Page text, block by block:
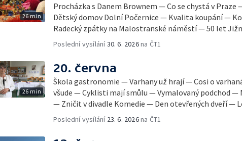
26 min
Procházka s Danem Brownem — Co se chystá v
Dětský domov Dolní Počernice — Kvalita koupání —
Radecký zpátky na Malostranské náměstí — 50 let
Poslední vysílání30. 6. 2026na ČT1
26 min
20. června
Škola gastronomie — Varhany už hrají — Cosi o
všude — Cyklisti mají smůlu — Vymalovaný podchod —
— Zničit v divadle Komedie — Den otevřených dveří —
Poslední vysílání 23. 6. 2026na ČT1